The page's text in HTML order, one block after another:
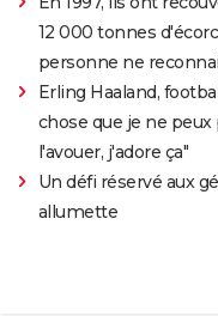
12 000 tonnes
personne ne
Erling Haaland,
chose que je ne
l'avouer, j'adore ça"
Un défi réservé aux
allumette